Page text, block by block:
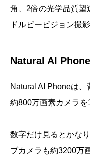
角、2倍の光学品質
ドルビービジョン撮
Natural AI
Natural AI Phoneは、
約800万画素カメラを
数字だけ見るとかな
ブカメラも約3200万